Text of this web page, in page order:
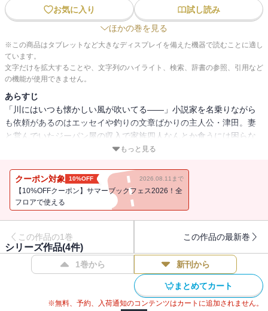
お気に入り
試し読み
ほかの巻を見る
※この商品はタブレットなど大きなディスプレイを備えた機器で読むことに適し
ています。
文字だけを拡大することや、文字列のハイライト、検索、辞書の参照、引用など
の機能が使用できません。
あらすじ
「川にはいつも懐かしい風が吹いてる――」小説家を名乗りながら
も依頼があるのはエッセイや釣りの文章ばかりの主人公・津田。妻
と営んでいたジーパン屋の収入で家族四人なんとか食うには困らな
いが、その店も息子に任せられるようになり、やることもなく日が
なことから川漁師の中古の川船を8万円で買った津田は、自作で船に
屋根をつけ、寝泊りができるように改造し、自宅から通いで「船に
棲む」日々が始まる・・・。食べるものもなく皆が生きることに必
生活が何とはなしに物足りない。世の中から取り残されたような気
がしつつ、かといって世捨て人にもなれないまま、家族、そして川
辺に集う奇妙で穏やかな人々と交流する主人公の日常を描いた連作
もっと見る
クーポン対象 10%OFF 2026.08.11まで
【10%OFFクーポン】サマーブックフェス2026！全
フロアで使える
この作品の1巻 この作品の最新巻
シリーズ作品(4件)
1巻から 新刊から
まとめてカート
※無料、予約、入荷通知のコンテンツはカートに追加されません。